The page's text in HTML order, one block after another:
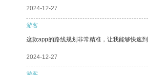
2024-12-27
游客
这款app的路线规划非常精准，让我能够快速到
2024-12-27